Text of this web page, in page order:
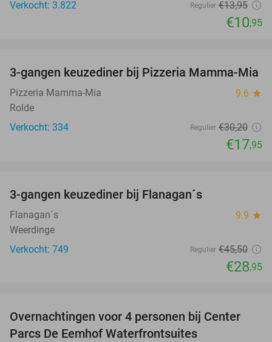
Verkocht: 3.822 Regulier €13,95
€10,95
41%
3-gangen keuzediner bij Pizzeria Mamma-Mia
Pizzeria Mamma-Mia 9.6 star
Rolde
Verkocht: 334
Regulier €30,20
€17,95
3-gangen keuzediner bij Flanagan´s
Flanagan´s 9.9 star
Weerdinge
Verkocht: 749
Regulier €45,50
€28,95
Overnachtingen voor 4 personen bij Center
Parcs De Eemhof Waterfrontsuites